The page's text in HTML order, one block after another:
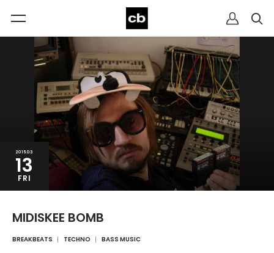
2015.03
13
FRI
MIDISKEE BOMB
BREAKBEATS TECHNO BASS MUSIC